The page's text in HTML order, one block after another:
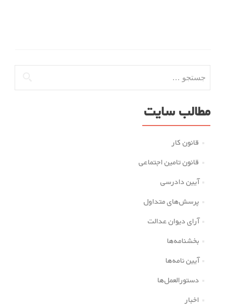
برای:
مطالب سایت
قانون کار
قانون تامین اجتماعی
آیین دادرسی
پرسش‌های متداول
آرای دیوان عدالت
بخشنامه‌ها
آیین نامه‌ها
دستورالعمل‌ها
اخبار